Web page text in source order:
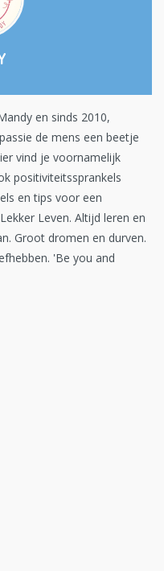
en sinds 2010,
de mens een beetje
vind je voornamelijk
positiviteitssprankels
en tips voor een
Leven. Altijd leren en
Groot dromen en durven.
'Be you and